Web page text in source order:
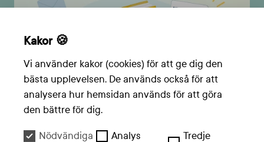
Kakor 🍪
Vi använder kakor (cookies) för att ge dig den
bästa upplevelsen. De används också för att
analysera hur hemsidan används för att göra
den bättre för dig.
Nödvändiga Analys
Tredje